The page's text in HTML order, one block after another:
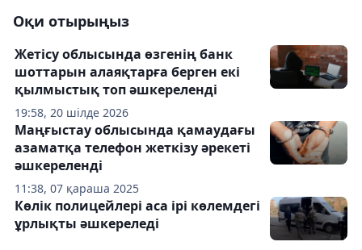
Оқи отырыңыз
19:58, 20 шілде 2026
Жетісу облысында өзгенің банк
шоттарын алаяқтарға берген екі
қылмыстық топ әшкереленді
11:38, 07 қараша 2025
Маңғыстау облысында қамаудағы
азаматқа телефон жеткізу әрекеті
әшкереленді
Көлік полицейлері аса ірі көлемдегі
ұрлықты әшкереледі